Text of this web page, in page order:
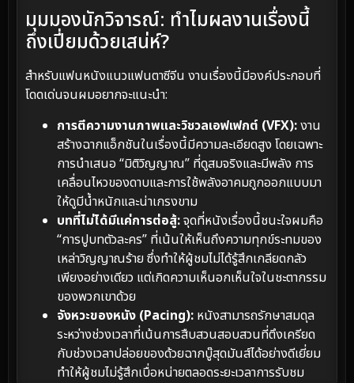
มุมมองนักวิจารณ์: ทำไมผลงานเรื่องนี้
ถึงเปี่ยมด้วยเสน่ห์?
สำหรับแฟนหนังแนวแฟนตาซีจีน งานเรื่องนี้มีองค์ประกอบที่
โดดเด่นจนผมอยากจะแนะนำ:
การตีความงานภาพและวิชวลเอฟเฟกต์ (VFX):งาน
สร้างฉากแอ็กชันในเรื่องนี้มีความละเอียดสูง โดยเฉพาะ
การนำเสนอ “มิติวิญญาณ” ที่ดูสมจริงและมีพลัง การ
เคลื่อนไหวของดาบและการใช้พลังอาคมถูกออกแบบมา
ให้ดูมีน้ำหนักและน่าเกรงขาม
บทที่ไม่ได้มีแค่การต่อสู้:จุดที่หนังเรื่องนี้ชนะใจผมคือ
“การปูบทตัวละคร” ที่เน้นให้เห็นถึงความทุกข์ระทมของ
เหล่าวิญญาณร้าย ซึ่งทำให้ผู้ชมไม่ได้รู้สึกเกลียดกลัว
เพียงอย่างเดียว แต่เกิดความเห็นอกเห็นใจในชะตากรรม
ของพวกเขาด้วย
จังหวะของหนัง (Pacing): หนังสามารถรักษาสมดุล
ระหว่างช่วงเวลาที่เน้นการสืบสวนสอบสวนที่ตึงเครียด
กับช่วงเวลาปล่อยของด้วยฉากบู๊สุดมันส์ได้อย่างดีเยี่ยม
ทำให้ผู้ชมไม่รู้สึกเบื่อหน่ายตลอดระยะเวลาการรับชม